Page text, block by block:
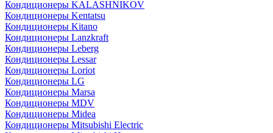
Кондиционеры KALASHNIKOV
Кондиционеры Kentatsu
Кондиционеры Kitano
Кондиционеры Lanzkraft
Кондиционеры Leberg
Кондиционеры Lessar
Кондиционеры Loriot
Кондиционеры LG
Кондиционеры Marsa
Кондиционеры MDV
Кондиционеры Midea
Кондиционеры Mitsubishi Electric